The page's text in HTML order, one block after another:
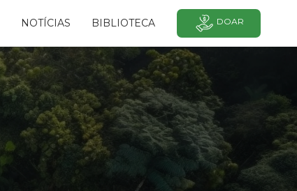
NOTÍCIAS BIBLIOTECA DOAR